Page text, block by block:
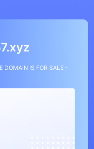
DOMAIN IS FOR SALE -